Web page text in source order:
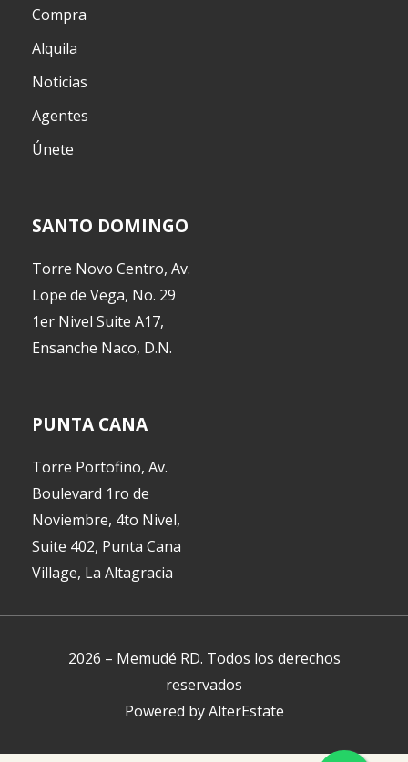
Compra
Alquila
Noticias
Agentes
Únete
SANTO DOMINGO
Torre Novo Centro, Av.
Lope de Vega, No. 29
1er Nivel Suite A17,
Ensanche Naco, D.N.
PUNTA CANA
Torre Portofino, Av.
Boulevard 1ro de
Noviembre, 4to Nivel,
Suite 402, Punta Cana
Village, La Altagracia
2026 – Memudé RD. Todos los derechos
reservados
Powered by AlterEstate